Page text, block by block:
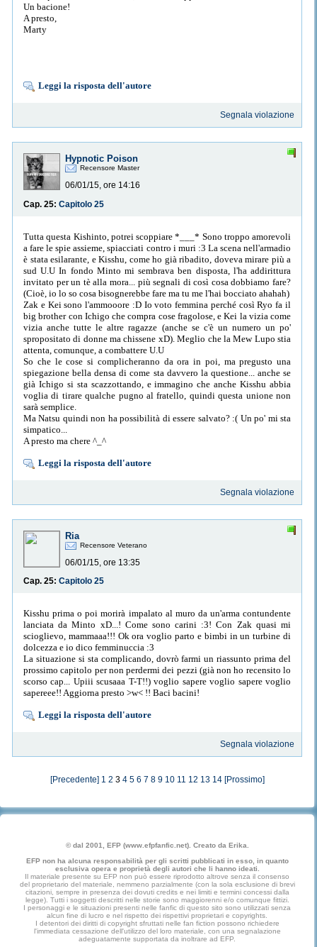
Un bacione!
A presto,
Marty
Leggi la risposta dell'autore
Segnala violazione
Hypnotic Poison
Recensore Master
06/01/15, ore 14:16
Cap. 25: Capitolo 25
Tutta questa Kishinto, potrei scoppiare *___* Sono troppo amorevoli
a fare le spie assieme, spiacciati contro i muri :3 La scena nell'armadio
è stata esilarante, e Kisshu, come ho già ribadito, doveva mirare più a
sud U.U In fondo Minto mi sembrava ben disposta, l'ha addirittura
invitato per un tè alla mora... più segnali di così cosa dobbiamo fare?
(Cioè, io lo so cosa bisognerebbe fare ma tu me l'hai bocciato ahahah)
Zak e Kei sono l'ammooore :D Io voto femmina perché così Ryo fa il
big brother con Ichigo che compra cose fragolose, e Kei la vizia come
vizia anche tutte le altre ragazze (anche se c'è un numero un po'
spropositato di donne ma chissene xD). Meglio che la Mew Lupo stia
attenta, comunque, a combattere U.U
So che le cose si complicheranno da ora in poi, ma pregusto una
spiegazione bella densa di come sta davvero la questione... anche se
già Ichigo si sta scazzottando, e immagino che anche Kisshu abbia
voglia di tirare qualche pugno al fratello, quindi questa unione non
sarà semplice.
Ma Natsu quindi non ha possibilità di essere salvato? :( Un po' mi sta
simpatico...
A presto ma chere ^_^
Leggi la risposta dell'autore
Segnala violazione
Ria
Recensore Veterano
06/01/15, ore 13:35
Cap. 25: Capitolo 25
Kisshu prima o poi morirà impalato al muro da un'arma contundente
lanciata da Minto xD...! Come sono carini :3! Con Zak quasi mi
scioglievo, mammaaa!!! Ok ora voglio parto e bimbi in un turbine di
dolcezza e io dico femminuccia :3
La situazione si sta complicando, dovrò farmi un riassunto prima del
prossimo capitolo per non perdermi dei pezzi (già non ho recensito lo
scorso cap... Upiii scusaaa T-T!!) voglio sapere voglio sapere voglio
sapereee!! Aggiorna presto >w< !! Baci bacini!
Leggi la risposta dell'autore
Segnala violazione
[Precedente] 1 2 3 4 5 6 7 8 9 10 11 12 13 14 [Prossimo]
© dal 2001, EFP (www.efpfanfic.net). Creato da Erika.
EFP non ha alcuna responsabilità per gli scritti pubblicati in esso, in quanto
esclusiva opera e proprietà degli autori che li hanno ideati.
Il materiale presente su EFP non può essere riprodotto altrove senza il consenso
del proprietario del materiale, nemmeno parzialmente (con la sola esclusione di brevi
citazioni, sempre in presenza dei dovuti credits e nei limiti e termini concessi dalla
legge). Tutti i soggetti descritti nelle storie sono maggiorenni e/o comunque fittizi.
I personaggi e le situazioni presenti nelle fanfic di questo sito sono utilizzati senza
alcun fine di lucro e nel rispetto dei rispettivi proprietari e copyrights.
I detentori dei diritti di copyright sfruttati nelle fan fiction possono richiedere
l'immediata cessazione dell'utilizzo del loro materiale, con una segnalazione
adeguatamente supportata da inoltrare ad EFP.